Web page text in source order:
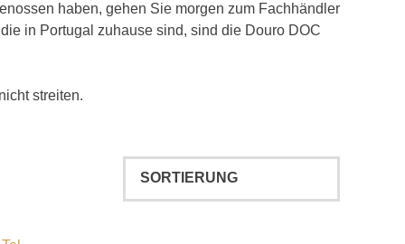
haben, gehen Sie morgen zum Fachhändler
in Portugal zuhause sind, sind die Douro DOC
streiten.